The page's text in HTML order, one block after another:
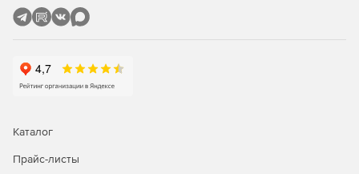
информационной среде.
Каталог
Прайс-листы